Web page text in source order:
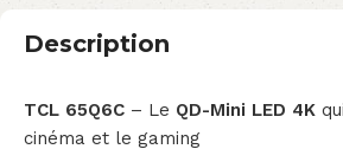
Description
TCL 65Q6C – Le QD-Mini LED 4K
cinéma et le gaming